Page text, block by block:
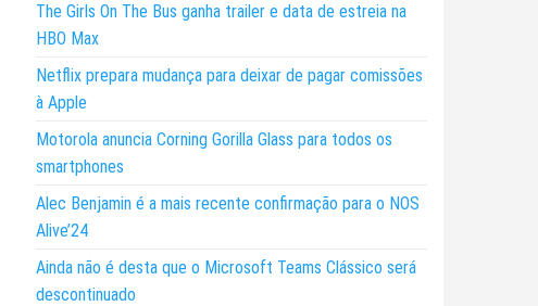
The Girls On The Bus ganha trailer e data de estreia na
HBO Max
Netflix prepara mudança para deixar de pagar comissões
à Apple
Motorola anuncia Corning Gorilla Glass para todos os
smartphones
Alec Benjamin é a mais recente confirmação para o NOS
Alive’24
Ainda não é desta que o Microsoft Teams Clássico será
descontinuado